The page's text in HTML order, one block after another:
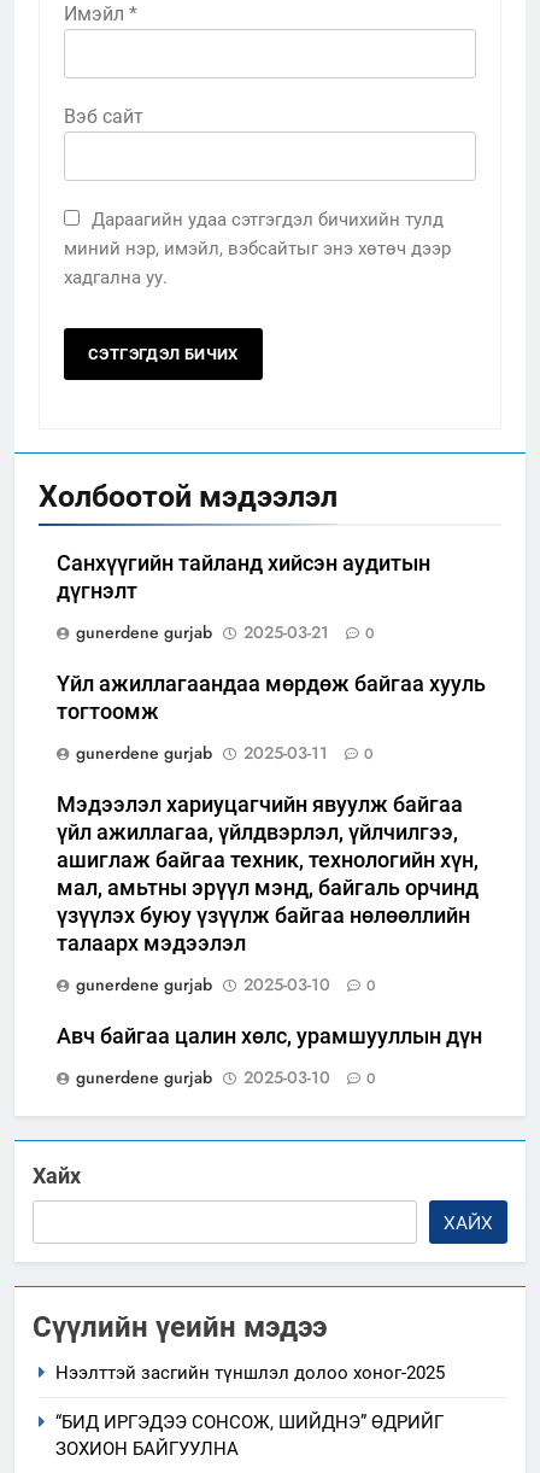
Имэйл *
Вэб сайт
Дараагийн удаа сэтгэгдэл бичихийн тулд
миний нэр, имэйл, вэбсайтыг энэ хөтөч дээр
хадгална уу.
Холбоотой мэдээлэл
Санхүүгийн тайланд хийсэн аудитын
дүгнэлт
gunerdene gurjab
2025-03-21 0
Үйл ажиллагаандаа мөрдөж байгаа хууль
тогтоомж
gunerdene gurjab
2025-03-11 0
Мэдээлэл хариуцагчийн явуулж байгаа
үйл ажиллагаа, үйлдвэрлэл, үйлчилгээ,
ашиглаж байгаа техник, технологийн хүн,
мал, амьтны эрүүл мэнд, байгаль орчинд
үзүүлэх буюу үзүүлж байгаа нөлөөллийн
талаарх мэдээлэл
gunerdene gurjab
2025-03-10 0
Авч байгаа цалин хөлс, урамшууллын дүн
gunerdene gurjab
2025-03-10 0
Хайх
ХАЙХ
Сүүлийн үеийн мэдээ
Нээлттэй засгийн түншлэл долоо хоног-2025
“БИД ИРГЭДЭЭ СОНСОЖ, ШИЙДНЭ” ӨДРИЙГ
ЗОХИОН БАЙГУУЛНА